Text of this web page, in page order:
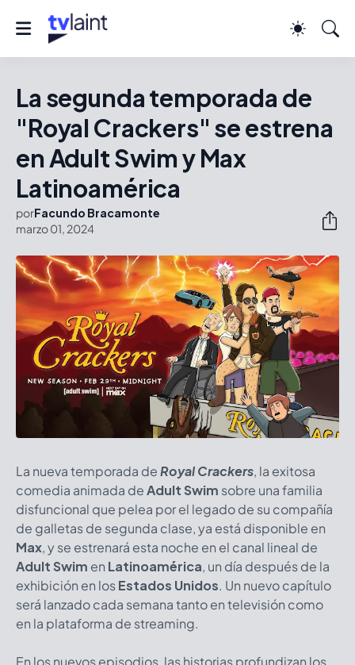
La segunda temporada de
"Royal Crackers" se estrena
en Adult Swim y Max
Latinoamérica
porFacundo Bracamonte
marzo 01, 2024
La nueva temporada deRoyal Crackers, la exitosa
comedia animada deAdult Swim sobre una familia
disfuncional que pelea por el legado de su compañía
de galletas de segunda clase, ya está disponible en
Max, y se estrenará esta noche en el canal lineal de
Adult Swim en Latinoamérica, un día después de la
exhibición en losEstados Unidos. Un nuevo capítulo
será lanzado cada semana tanto en televisión como
en la plataforma de streaming.
En los nuevos episodios, las historias profundizan los